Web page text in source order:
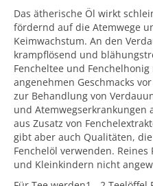
Das ätherische Öl wirkt
fördernd auf die Atemwege
Keimwachstum. An den
krampflösend und
Fencheltee und
angenehmen Geschmacks
zur Behandlung von
und Atemwegserkrankungen
aus Zusatz von
gibt aber auch Qualitäten,
Fenchelöl verwenden.
und Kleinkindern nicht